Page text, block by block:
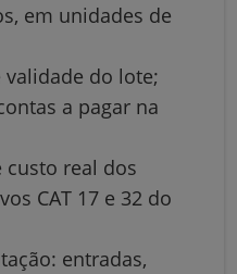
em unidades de
do lote;
a pagar na
custo real dos
CAT 17 e 32 do
entradas,